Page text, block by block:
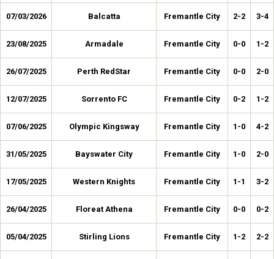
07/03/2026 Balcatta Fremantle City 2-2 3-4
23/08/2025 Armadale Fremantle City 0-0 1-2
26/07/2025 Perth RedStar Fremantle City 0-0 2-0
12/07/2025 Sorrento FC Fremantle City 0-2 1-2
07/06/2025 Olympic Kingsway Fremantle City 1-0 4-2
31/05/2025 Bayswater City Fremantle City 1-0 2-0
17/05/2025 Western Knights Fremantle City 1-1 3-2
26/04/2025 Floreat Athena Fremantle City 0-0 0-2
05/04/2025 Stirling Lions Fremantle City 1-2 2-2